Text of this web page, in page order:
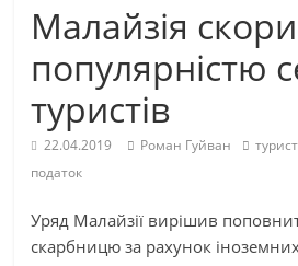
Малайзія
популярністю
туристів
22.04.2019 Роман Гуйван
податок
Уряд Малайзії вирішив
скарбницю за рахунок іноземних